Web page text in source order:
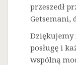
przeszedł
Getsemani,
Dziękujemy
posługę i
wspólną